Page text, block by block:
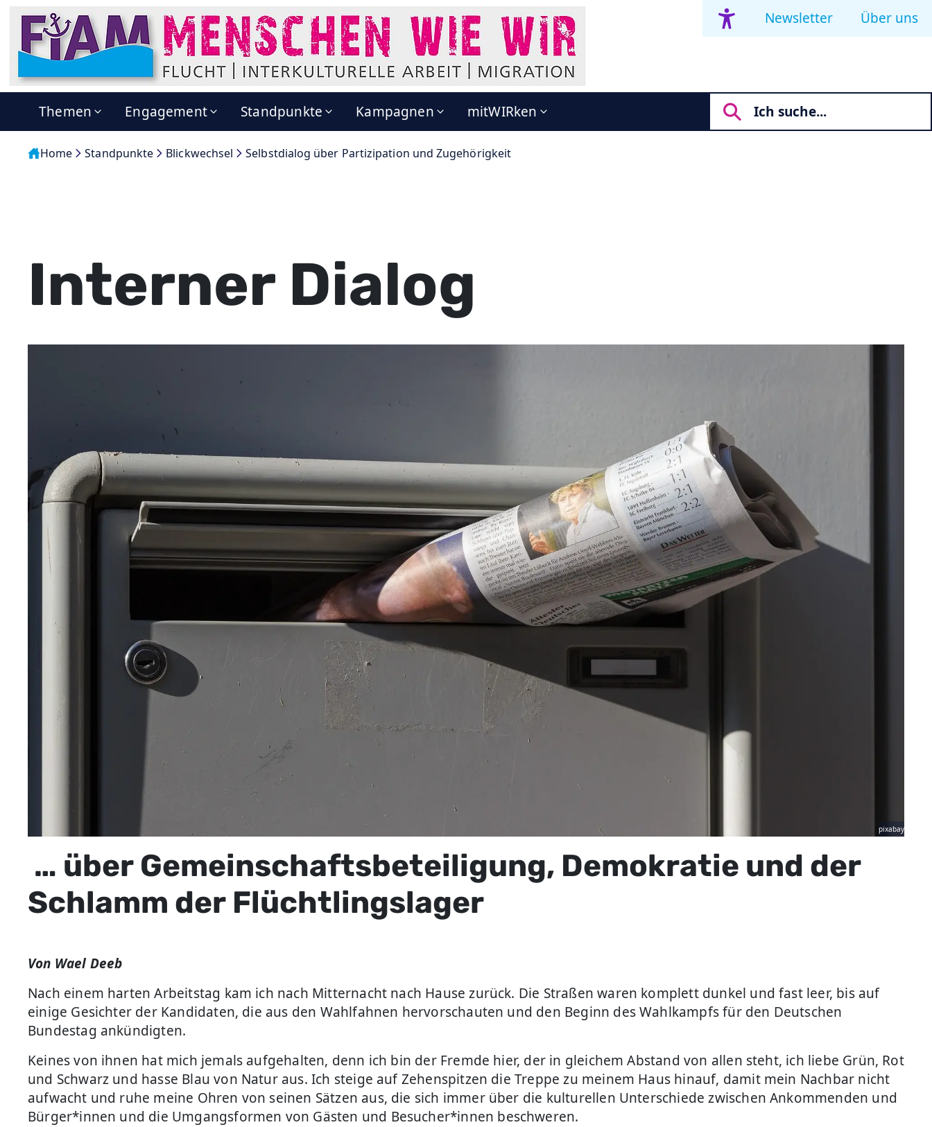
Newsletter Über uns
Themen Engagement Standpunkte Kampagnen mitWIRken
Home Standpunkte Blickwechsel Selbstdialog über Partizipation und Zugehörigkeit
Interner Dialog
pixabay
… über Gemeinschaftsbeteiligung, Demokratie und der
Schlamm der Flüchtlingslager
Von Wael Deeb
Nach einem harten Arbeitstag kam ich nach Mitternacht nach Hause zurück. Die Straßen waren komplett dunkel und fast leer, bis auf
einige Gesichter der Kandidaten, die aus den Wahlfahnen hervorschauten und den Beginn des Wahlkampfs für den Deutschen
Bundestag ankündigten.
Keines von ihnen hat mich jemals aufgehalten, denn ich bin der Fremde hier, der in gleichem Abstand von allen steht, ich liebe Grün, Rot
und Schwarz und hasse Blau von Natur aus. Ich steige auf Zehenspitzen die Treppe zu meinem Haus hinauf, damit mein Nachbar nicht
aufwacht und ruhe meine Ohren von seinen Sätzen aus, die sich immer über die kulturellen Unterschiede zwischen Ankommenden und
Bürger*innen und die Umgangsformen von Gästen und Besucher*innen beschweren.